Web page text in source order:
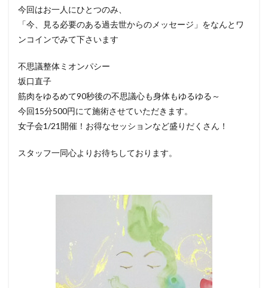
今回はお一人にひとつのみ、
「今、見る必要のある過去世からのメッセージ」をなんとワ
ンコインでみて下さいます
不思議整体ミオンパシー
坂口直子
筋肉をゆるめて90秒後の不思議心も身体もゆるゆる～
今回15分500円にて施術させていただきます。
女子会1/21開催！お得なセッションなど盛りだくさん！
スタッフ一同心よりお待ちしております。